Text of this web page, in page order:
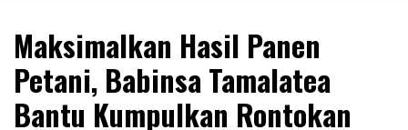
NKRIPOST
Maksimalkan Hasil Panen
Petani, Babinsa Tamalatea
Bantu Kumpulkan Rontokan